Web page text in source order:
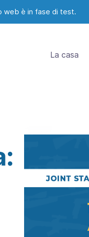
web è in fase di test.
La casa